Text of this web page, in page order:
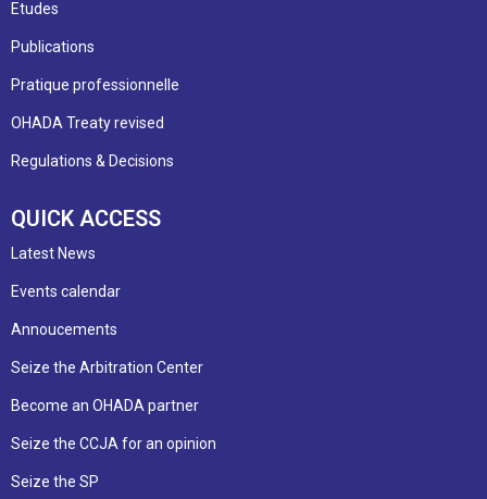
Etudes
Publications
Pratique professionnelle
OHADA Treaty revised
Regulations & Decisions
QUICK ACCESS
Latest News
Events calendar
Annoucements
Seize the Arbitration Center
Become an OHADA partner
Seize the CCJA for an opinion
Seize the SP